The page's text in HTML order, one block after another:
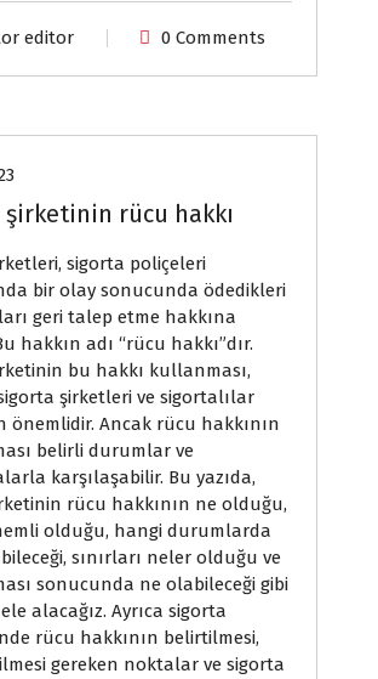
editor 0 Comments
rücu hakkı
sigorta poliçeleri
bir olay sonucunda ödedikleri
geri talep etme hakkına
hakkın adı “rücu hakkı”dır.
bu hakkı kullanması,
şirketleri ve sigortalılar
önemlidir. Ancak rücu hakkının
belirli durumlar ve
karşılaşabilir. Bu yazıda,
rücu hakkının ne olduğu,
olduğu, hangi durumlarda
sınırları neler olduğu ve
sonucunda ne olabileceği gibi
alacağız. Ayrıca sigorta
rücu hakkının belirtilmesi,
gereken noktalar ve sigorta